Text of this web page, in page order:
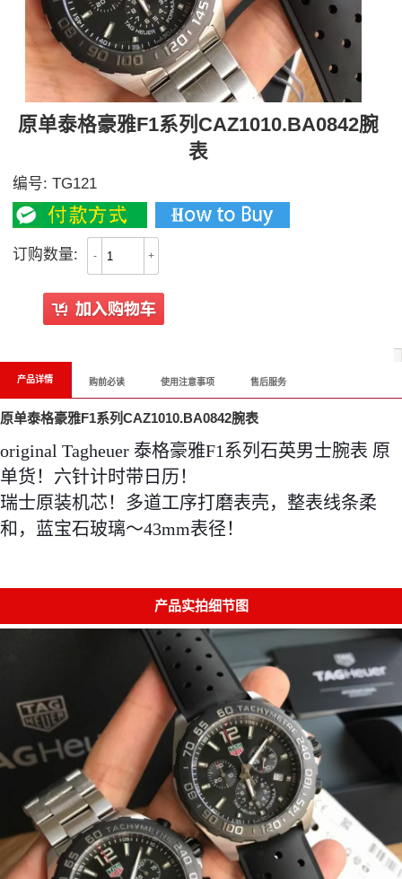
原单泰格豪雅F1系列CAZ1010.BA0842腕
表
编号:TG121
订购数量: - +
产品详情 购前必读 使用注意事项 售后服务
原单泰格豪雅F1系列CAZ1010.BA0842腕表
original Tagheuer 泰格豪雅F1系列石英男士腕表 原
单货！六针计时带日历！
瑞士原装机芯！多道工序打磨表壳，整表线条柔
和，蓝宝石玻璃～43mm表径！
产品实拍细节图